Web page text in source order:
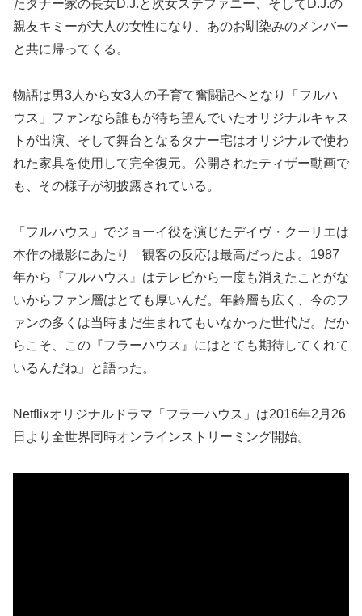
たタナー家の長女D.J.と次女ステファニー、そしてD.J.の
親友キミーが大人の女性になり、あのお馴染みのメンバー
と共に帰ってくる。
物語は男3人から女3人の子育て奮闘記へとなり「フルハ
ウス」ファンなら誰もが待ち望んでいたオリジナルキャス
トが出演、そして舞台となるタナー宅はオリジナルで使わ
れた家具を使用して完全復元。公開されたティザー動画で
も、その様子が初披露されている。
「フルハウス」でジョーイ役を演じたデイヴ・クーリエは
本作の撮影にあたり「観客の反応は最高だったよ。1987
年から『フルハウス』はテレビから一度も消えたことがな
いからファン層はとても厚いんだ。年齢層も広く、今のフ
ァンの多くは当時まだ生まれてもいなかった世代だ。だか
らこそ、この『フラーハウス』にはとても期待してくれて
いるんだね」と語った。
Netflixオリジナルドラマ「フラーハウス」は2016年2月26
日より全世界同時オンラインストリーミング開始。